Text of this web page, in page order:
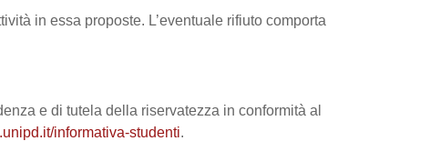
in essa proposte. L’eventuale rifiuto comporta
e di tutela della riservatezza in conformità al
informativa-studenti.